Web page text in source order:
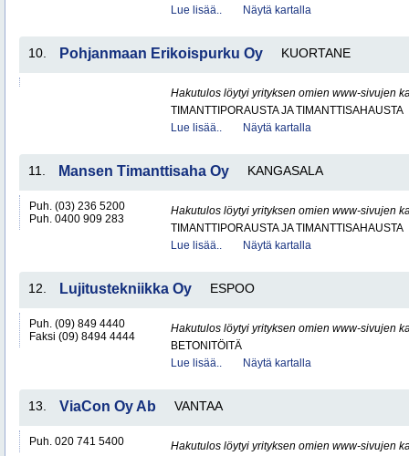
Lue lisää..
Näytä kartalla
10. Pohjanmaan Erikoispurku Oy KUORTANE
Hakutulos löytyi yrityksen omien www-sivujen
TIMANTTIPORAUSTA JA TIMANTTISAHAUSTA
Lue lisää..
Näytä kartalla
11. Mansen Timanttisaha Oy KANGASALA
Puh. (03) 236 5200
Puh. 0400 909 283
Hakutulos löytyi yrityksen omien www-sivujen
TIMANTTIPORAUSTA JA TIMANTTISAHAUSTA
Lue lisää..
Näytä kartalla
12. Lujitustekniikka Oy ESPOO
Puh. (09) 849 4440
Faksi (09) 8494 4444
Hakutulos löytyi yrityksen omien www-sivujen
BETONITÖITÄ
Lue lisää..
Näytä kartalla
13. ViaCon Oy Ab VANTAA
Puh. 020 741 5400
Hakutulos löytyi yrityksen omien www-sivujen